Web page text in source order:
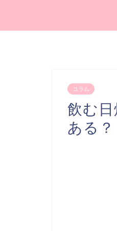
コラム
飲む
ある？